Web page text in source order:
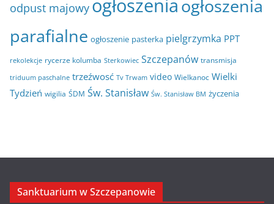
odpust majowy ogłoszeniaogłoszenia
parafialne ogłoszenie pasterka pielgrzymka PPT
rekolekcje rycerze kolumba Sterkowiec Szczepanów transmisja
triduum paschalne trzeźwosć Tv Trwam video Wielkanoc Wielki
Tydzień wigilia ŚDM Św. Stanisław Św. Stanisław BM życzenia
Sanktuarium w Szczepanowie